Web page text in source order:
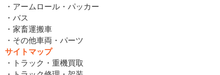
・アームロール・パッカー
・バス
・家畜運搬車
・その他車両・パーツ
サイトマップ
・トラック・重機買取